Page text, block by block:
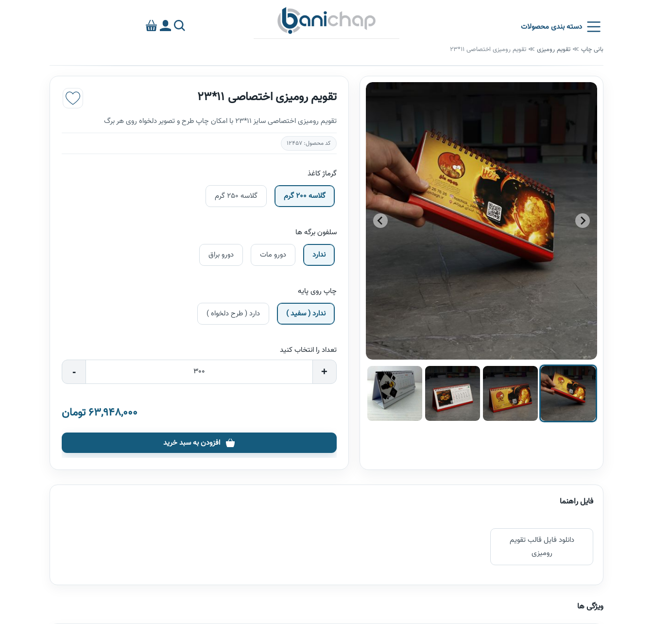
دسته بندی محصولات
بانی چاپ ≫ تقویم رومیزی ≫ تقویم رومیزی اختصاصی 11*23
تقویم رومیزی اختصاصی 11*23
تقویم رومیزی اختصاصی سایز 11*23 با امکان چاپ طرح و تصویر دلخواه روی هر برگ
کد محصول: 12457
گرماژ کاغذ
گلاسه 200 گرم
گلاسه 250 گرم
سلفون برگه ها
ندارد
دورو مات دورو براق
چاپ روی پایه
ندارد ( سفید )
دارد ( طرح دلخواه )
تعداد را انتخاب کنید
- +
63,948,000 تومان
افزودن به سبد خرید
فایل راهنما
دانلود فایل قالب تقویم
رومیزی
ویژگی ها